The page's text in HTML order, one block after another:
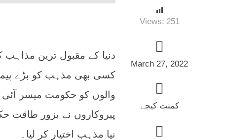
Views: 251
March 27, 2022
کمنت کیجے
دنیا کے مقبول ترین
کسی بھی مذہب کو بڑے
والوں کو حکومت میسر
پیروکاروں نے بزور طاقت
نیا مذہب اختیار کر لیا۔